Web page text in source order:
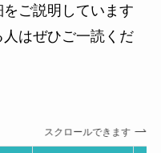
ご説明しています
はぜひご一読くだ
スクロールできます